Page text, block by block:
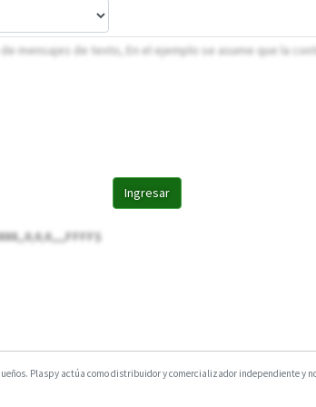
Ingresar
mensajes de texto, En el ejemplo se asume que la
Plaspy actúa como distribuidor y comercializador independiente y